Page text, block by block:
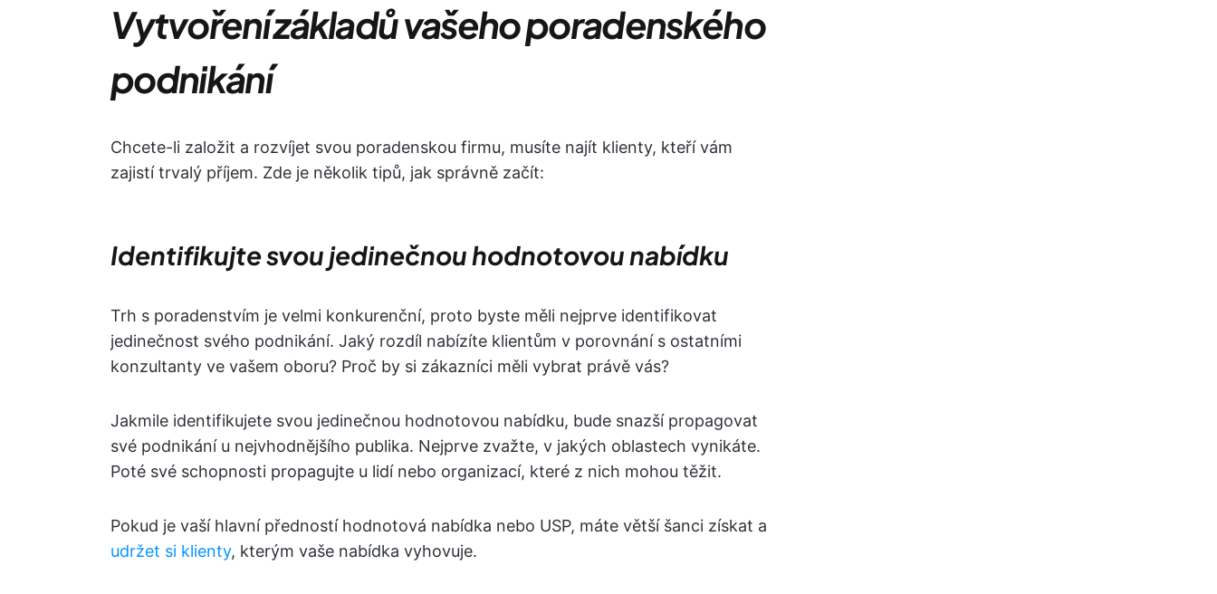
Vytvoření základů vašeho poradenského
podnikání
Chcete-li založit a rozvíjet svou poradenskou firmu, musíte najít klienty, kteří vám
zajistí trvalý příjem. Zde je několik tipů, jak správně začít:
Identifikujte svou jedinečnou hodnotovou nabídku
Trh s poradenstvím je velmi konkurenční, proto byste měli nejprve identifikovat
jedinečnost svého podnikání. Jaký rozdíl nabízíte klientům v porovnání s ostatními
konzultanty ve vašem oboru? Proč by si zákazníci měli vybrat právě vás?
Jakmile identifikujete svou jedinečnou hodnotovou nabídku, bude snazší propagovat
své podnikání u nejvhodnějšího publika. Nejprve zvažte, v jakých oblastech vynikáte.
Poté své schopnosti propagujte u lidí nebo organizací, které z nich mohou těžit.
Pokud je vaší hlavní předností hodnotová nabídka nebo USP, máte větší šanci získat a
udržet si klienty, kterým vaše nabídka vyhovuje.